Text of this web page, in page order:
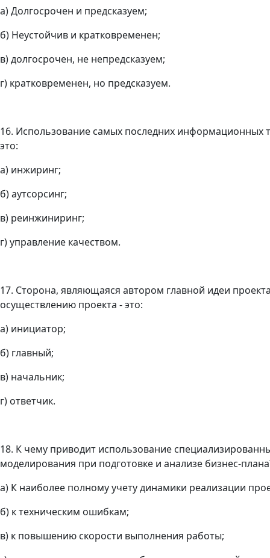
а) Долгосрочен и предсказуем;
б) Неустойчив и кратковременен;
в) долгосрочен, не непредсказуем;
г) кратковременен, но предсказуем.
16. Использование самых последних информационных
это:
а) инжиринг;
б) аутсорсинг;
в) реинжиниринг;
г) управление качеством.
17. Сторона, являющаяся автором главной идеи
осуществлению проекта - это:
а) инициатор;
б) главный;
в) начальник;
г) ответчик.
18. К чему приводит использование
моделирования при подготовке и анализе бизнес-
а) К наиболее полному учету динамики реализации
б) к техническим ошибкам;
в) к повышению скорости выполнения работы;